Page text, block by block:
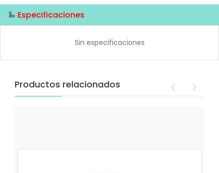
Especificaciones
Sin especificaciones
Productos relacionados